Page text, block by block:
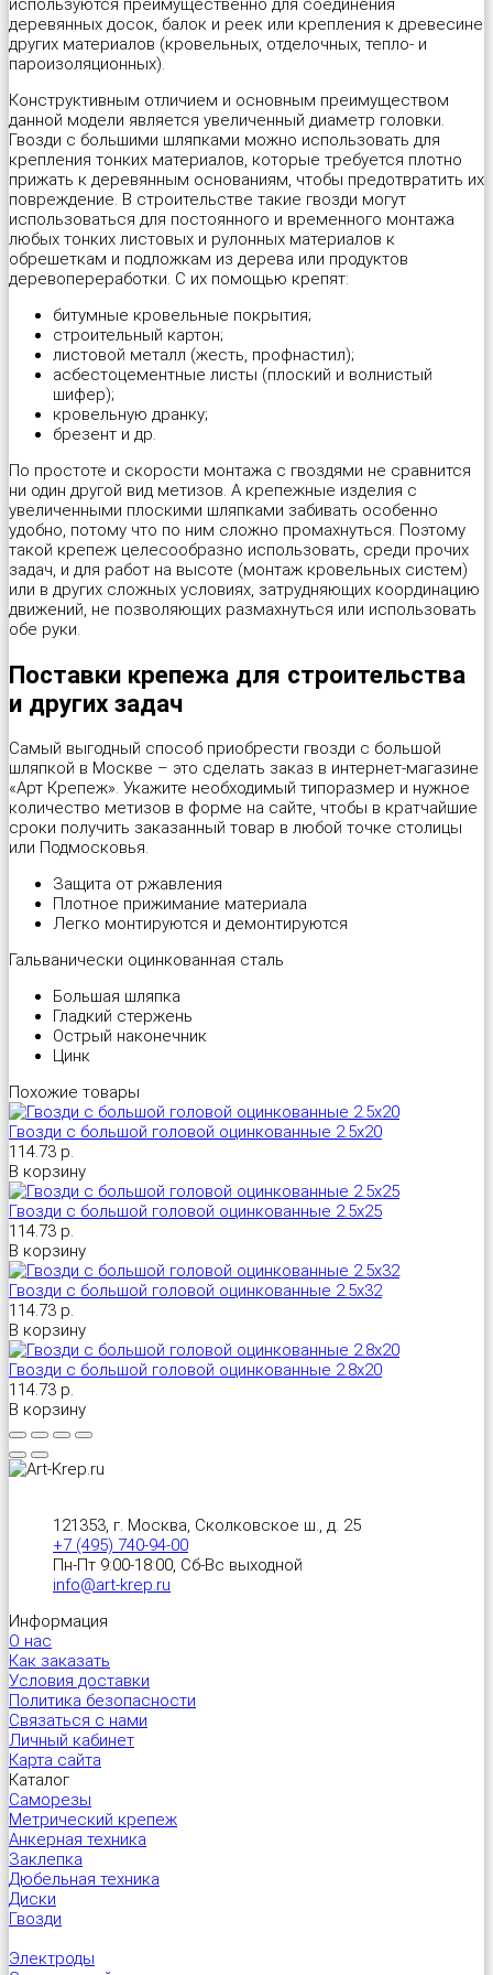
Саморез универсальный с полусферической головкой для
Саморезы для крепления кровельных материалов, окрашенные
Шайба для кровельных саморезов
Шайба для поликарбоната
Шуруп шестигранный глухарь DIN 571
Шуруп по бетону
Шуруп-кольцо
Шуруп-костыль
Шуруп-полукольцо
Шайба пружинная (гровер) DIN 127B
Шпилька резьбовая DIN 975, длина 2м
Шпилька сантехническая
Дюбель трехлепестковый
Дюбель фасадный «Wkret-met»
Дюбель-гвоздь для быстрого монтажа
Дюбель-гвоздь для быстрого монтажа с бортом
Дюбель-гвоздь металлический для монтажного пистолета
Дюбель-пистон под хомут (нейлон)
Дюбель-хомут для крепления кабеля (белый, черный)
Металлический дюбель для газобетона
Металлический дюбель-гвоздь
Патроны монтажные
Распорный дюбель с потолочным крюком SX “Wkret-met”
Распорный дюбель с простым крюком PX “Wkret-met”
Распорный дюбель тип S (Ус)
Распорный дюбель трехстороннего распора KPX «Wkret-met»
Универсальный дюбель потай и с бортом
Универсальный распорный дюбель с петельным крюком RUO
Универсальный распорный дюбель с потолочным крюком RUС
Универсальный распорный дюбель с простым крюком RUL
Фасадный анкер “Wkret-met”
Площадка под хомут-стяжку
Скоба для крепления кабеля (провода) прямоугольная, круглая
Скобы строительные
Фиксатор для арматуры
Хомут для крепления сантехнических труб с резиновой
Хомут для проводов
Хомут червячный DIN 3017
Шканты
Трос в оплетке ПВХ
Цепь витая DIN 5686
Цепь сварная длиннозвенная DIN 763
Цепь сварная короткозвенная DIN 766
Оконная пластина REHAU
Опора балки
Опора бруса закрытая
Опора бруса открытая
Перфорированная лента для монтажа вентиляции волнистая
Перфорированная лента для монтажа вентиляции прямая
Перфорированная лента для монтажа теплого пола
Перфорированная монтажная лента
Перфорированная тарная лента
Пластина соединительная
Скользящая опора для стропил
Угловой соединитель
Уголок крепежный равносторонний (KUR)
Уголок рамный
Пилки для работы по дереву "Runex"
Пистолет для монтажной пены
Плиткорез-щипцы JOKOSIT
Плоскогубцы комбинированные "Targ American type"
Плоскогубцы комбинированные "Targ German type"
Полотно для ножовок по металлу
Рулетка "Metric"
Скобы для степлера мебельные "Stelgrit"
Стеклорез с деревянной ручкой "Spardia"
Стеклорез с деревянной ручкой "Universal"
Тонкогубцы "Targ German type"
Топор со стеклопластиковой ручкой "Strike"
Уровень плиточника "Metric Tiler"
Шпатель фасадный нержавеющий
Шпатель фасадный нержавеющий, зубчатый 8х8мм
используются преимущественно для соединения
деревянных досок, балок и реек или крепления к древесине
других материалов (кровельных, отделочных, тепло- и
пароизоляционных).
Конструктивным отличием и основным преимуществом
данной модели является увеличенный диаметр головки.
Гвозди с большими шляпками можно использовать для
крепления тонких материалов, которые требуется плотно
прижать к деревянным основаниям, чтобы предотвратить их
повреждение. В строительстве такие гвозди могут
использоваться для постоянного и временного монтажа
любых тонких листовых и рулонных материалов к
обрешеткам и подложкам из дерева или продуктов
деревопереработки. С их помощью крепят:
битумные кровельные покрытия;
строительный картон;
листовой металл (жесть, профнастил);
асбестоцементные листы (плоский и волнистый
шифер);
кровельную дранку;
брезент и др.
По простоте и скорости монтажа с гвоздями не сравнится
ни один другой вид метизов. А крепежные изделия с
увеличенными плоскими шляпками забивать особенно
удобно, потому что по ним сложно промахнуться. Поэтому
такой крепеж целесообразно использовать, среди прочих
задач, и для работ на высоте (монтаж кровельных систем)
или в других сложных условиях, затрудняющих координацию
движений, не позволяющих размахнуться или использовать
обе руки.
Поставки крепежа для строительства
и других задач
Самый выгодный способ приобрести гвозди с большой
шляпкой в Москве – это сделать заказ в интернет-магазине
«Арт Крепеж». Укажите необходимый типоразмер и нужное
количество метизов в форме на сайте, чтобы в кратчайшие
сроки получить заказанный товар в любой точке столицы
или Подмосковья.
Защита от ржавления
Плотное прижимание материала
Легко монтируются и демонтируются
Гальванически оцинкованная сталь
Большая шляпка
Гладкий стержень
Острый наконечник
Цинк
Похожие товары
Гвозди с большой головой оцинкованные 2.5х20
114.73 р.
В корзину
Гвозди с большой головой оцинкованные 2.5х25
114.73 р.
В корзину
Гвозди с большой головой оцинкованные 2.5х32
114.73 р.
В корзину
Гвозди с большой головой оцинкованные 2.8х20
114.73 р.
В корзину
121353, г. Москва, Сколковское ш., д. 25
+7 (495) 740-94-00
Пн-Пт 9:00-18:00, Сб-Вс выходной
info@art-krep.ru
Информация
О нас
Как заказать
Условия доставки
Политика безопасности
Связаться с нами
Личный кабинет
Карта сайта
Каталог
Саморезы
Метрический крепеж
Анкерная техника
Заклепка
Дюбельная техника
Диски
Гвозди
Электроды